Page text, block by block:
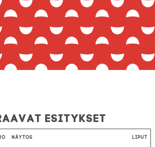
esitykset
Näytös Liput